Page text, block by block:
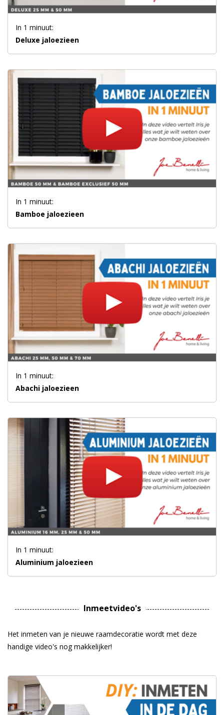
In 1 minuut:
Deluxe jaloezieen
In 1 minuut:
Bamboe jaloezieen
In 1 minuut:
Abachi jaloezieen
In 1 minuut:
Aluminium jaloezieen
Inmeetvideo's
Het inmeten van je nieuwe raamdecoratie wordt met deze
handige video's nog makkelijker!